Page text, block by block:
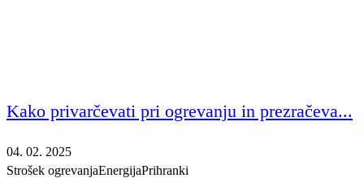
Kako privarčevati pri ogrevanju in prezračeva...
04. 02. 2025
Strošek ogrevanjaEnergijaPrihranki